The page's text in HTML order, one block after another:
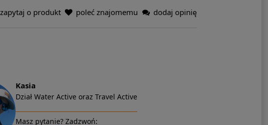
zapytaj o produkt poleć znajomemu dodaj opinię
Kasia
Dział Water Active oraz Travel Active
Masz pytanie? Zadzwoń: